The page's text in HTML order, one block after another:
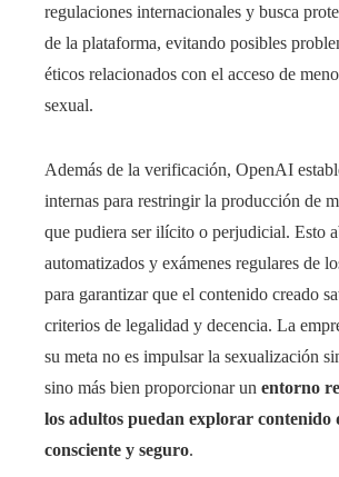
regulaciones internacionales y busca
de la plataforma, evitando posibles
éticos relacionados con el acceso de
sexual.
Además de la verificación, OpenAI
internas para restringir la producción de
que pudiera ser ilícito o perjudicial. Esto
automatizados y exámenes regulares de
para garantizar que el contenido creado
criterios de legalidad y decencia. La
su meta no es impulsar la sexualización
sino más bien proporcionar un entorno
los adultos puedan explorar contenido
consciente y seguro.